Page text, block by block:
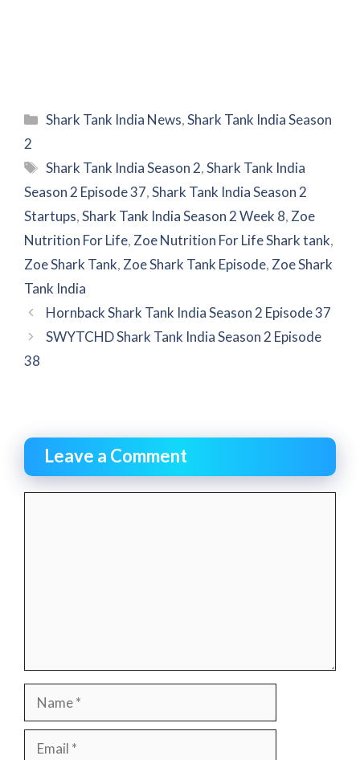
Categories
Shark Tank India News,Shark Tank India Season
2
Tags
Shark Tank India Season 2,Shark Tank India
Season 2 Episode 37,Shark Tank India Season 2
Startups,Shark Tank India Season 2 Week 8, Zoe
Nutrition For Life, Zoe Nutrition For Life Shark tank,
Zoe Shark Tank, Zoe Shark Tank Episode, Zoe Shark
Tank India
Hornback Shark Tank India Season 2 Episode 37
SWYTCHD Shark Tank India Season 2 Episode
38
Leave a Comment